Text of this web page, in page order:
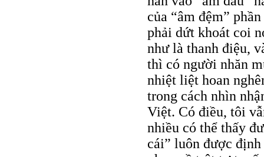
của “âm đệm”
phải dứt khoát coi
như là thanh điệu,
thì có người nhăn
nhiệt liệt hoan
trong cách nhìn
Việt. Có điều, tôi
nhiều có thể thấy
cái” luôn được